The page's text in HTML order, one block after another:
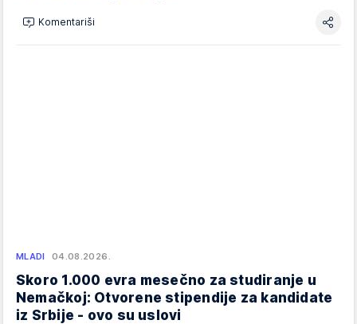
Komentariši
MLADI 04.08.2026.
Skoro 1.000 evra mesečno za studiranje u
Nemačkoj: Otvorene stipendije za kandidate
iz Srbije - ovo su uslovi